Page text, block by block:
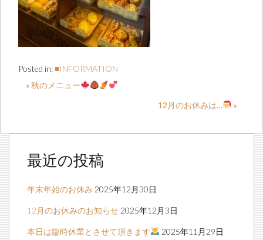
Posted in:■INFORMATION
« 秋のメニュー
12月のお休みは…
»
最近の投稿
年末年始のお休み 2025年12月30日
12月のお休みのお知らせ 2025年12月3日
本日は臨時休業とさせて頂きます 2025年11月29日